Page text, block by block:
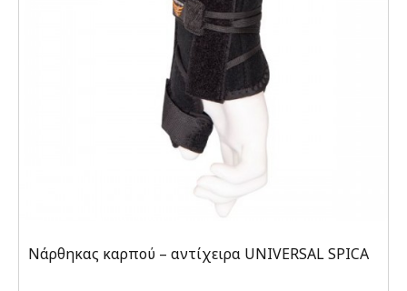
Νάρθηκας καρπού – αντίχειρα UNIVERSAL SPICA